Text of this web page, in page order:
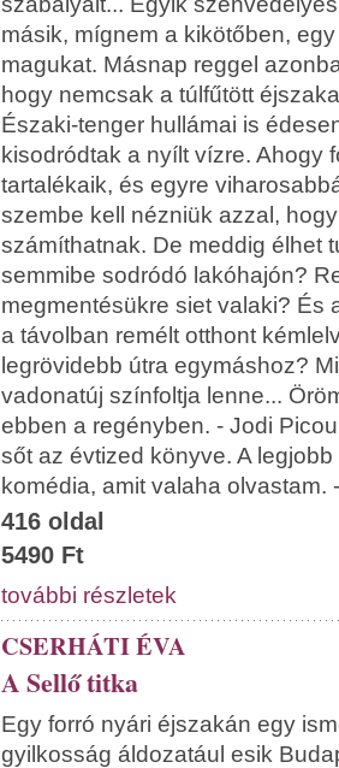
másik, mígnem a kikötőben,
magukat. Másnap reggel
hogy nemcsak a túlfűtött
Északi-tenger hullámai is
kisodródtak a nyílt vízre. Ahogy
tartalékaik, és egyre
szembe kell nézniük azzal,
számíthatnak. De meddig élhet
semmibe sodródó lakóhajón?
megmentésükre siet valaki? És
a távolban remélt otthont
legrövidebb útra egymáshoz?
vadonatúj színfoltja lenne...
ebben a regényben. - Jodi
sőt az évtized könyve. A
komédia, amit valaha olvastam.
416 oldal
5490 Ft
további részletek
CSERHÁTI ÉVA
A Sellő titka
Egy forró nyári éjszakán egy
gyilkosság áldozatául esik